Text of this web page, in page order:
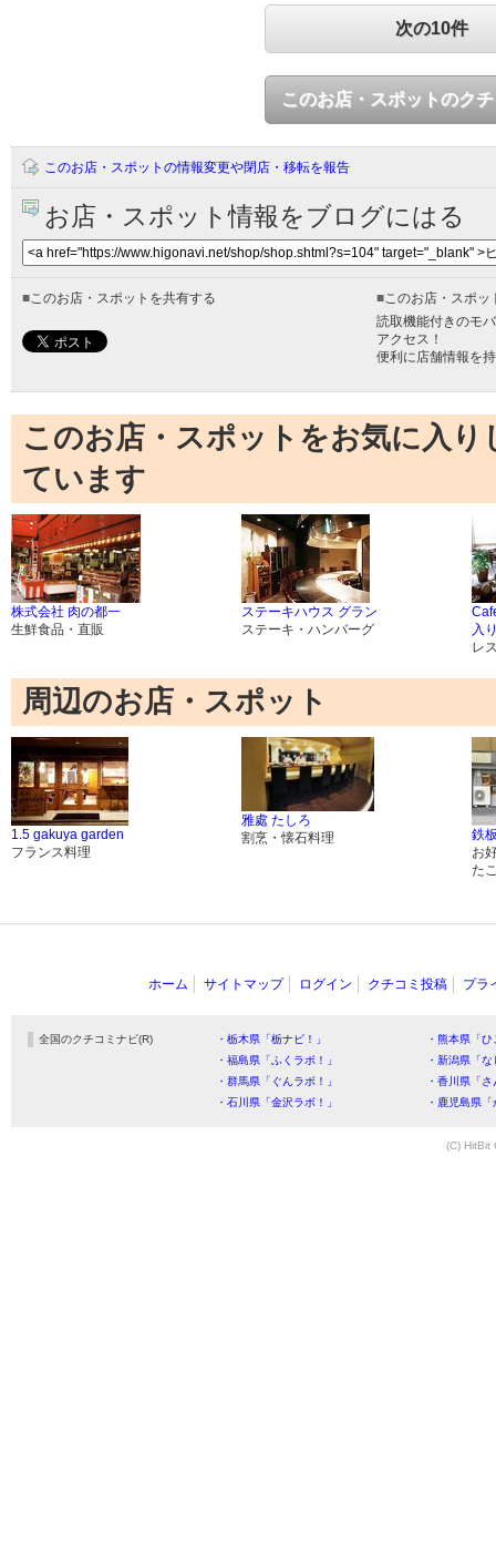
次の10件
このお店・スポットのク
このお店・スポットの情報変更や閉店・移転を報告
お店・スポット情報をブログにはる
■このお店・スポットを共有する ■このお店・スポッ
読取機能付きのモ
アクセス！
便利に店舗情報を
このお店・スポットをお気に入
ています
株式会社 肉の都一
生鮮食品・直販
ステーキハウス グラン
ステーキ・ハンバーグ
入
レ
周辺のお店・スポット
1.5 gakuya garden
フランス料理
雅處 たしろ
割烹・懐石料理
鉄
お
た
ホーム サイトマップ ログイン クチコミ投稿 プラ
全国のクチコミナビ(R) ・栃木県「栃ナビ！」
・熊本県「
・福島県「ふくラボ！」
・新潟県「
・群馬県「ぐんラボ！」
・香川県「
・石川県「金沢ラボ！」
・鹿児島県
(C) HitBit